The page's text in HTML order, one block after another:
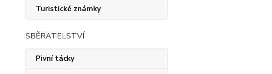
Turistické známky
SBĚRATELSTVÍ
Pivní tácky